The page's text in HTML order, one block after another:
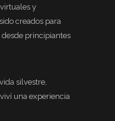
y
creados para
desde principiantes
silvestre,
una experiencia